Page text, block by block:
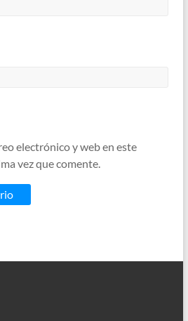
electrónico y web en este
vez que comente.